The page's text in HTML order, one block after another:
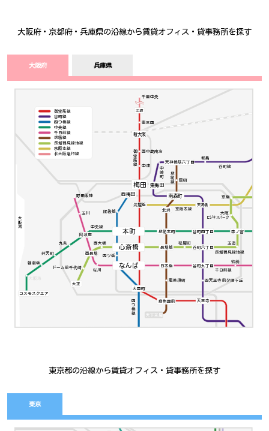
大阪府・京都府・兵庫県の沿線から賃貸オフィス・貸事務所を探す
大阪府 兵庫県
大阪湾
千里中央
京阪本線
長堀鶴見緑地線
京橋
ビジネスパーク
大阪
玉造
松屋町
西大橋
ドーム前千代崎
堺筋線
恵美須町
扇町
千日前線
鶴橋
桜川
玉川
野田阪神
中央線
九条
弁天町
朝潮橋
四つ橋線
四ツ橋
肥後橋
谷町線
四天王寺前夕陽ヶ丘
中崎町
都島
御堂筋線 中津
西中島南方
東三国
天下茶屋
天王寺
動物園前
大国町
大正
コスモスクエア
日本橋
なんば
長堀橋
心斎橋
西長堀
森ノ宮
谷町九丁目
谷町六丁目
谷町四丁目
堺筋本町
本町
阿波座
天満橋
北浜
淀屋橋
南森町
西梅田
東梅田
梅田
天神橋筋六丁目
江坂
新大阪
北大阪急行線
京阪本線
長堀鶴見緑地線
堺筋線
千日前線
中央線
四つ橋線
谷町線
御堂筋線
東京都の沿線から賃貸オフィス・貸事務所を探す
東京